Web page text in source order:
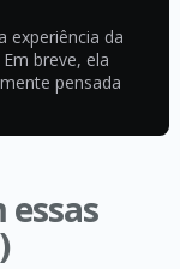
experiência da
breve, ela
pensada